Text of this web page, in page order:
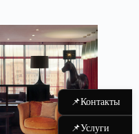
📌Контакты
📌Услуги